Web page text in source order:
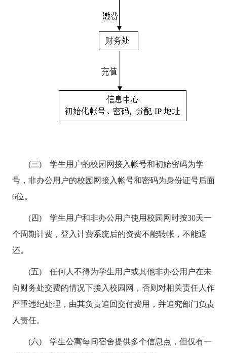
(三) 学生用户的校园网接入帐号和初始密码为学
号，非办公用户的校园网接入帐号和密码为身份证号后面
6位。
(四) 学生用户和非办公用户使用校园网时按30天一
个周期计费，登入计费系统后的资费不能转帐，不能退
还。
(五) 任何人不得为学生用户或其他非办公用户在未
向财务处交费的情况下接入校园网，否则对相关责任人作
严重违纪处理，由其负责追回交付费用，并追究部门负责
人责任。
(六) 学生公寓每间宿舍提供多个信息点，但仅有一